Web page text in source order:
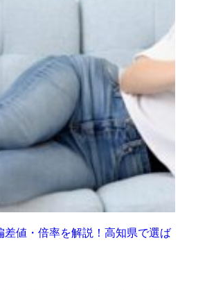
差値・倍率を解説！高知県で選ば